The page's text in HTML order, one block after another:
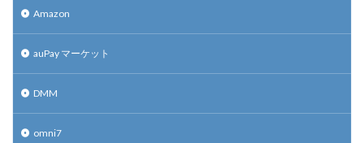
Amazon
auPay マーケット
DMM
omni7